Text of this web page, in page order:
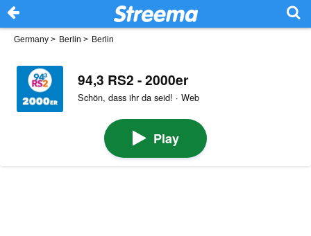
Germany > Berlin > Berlin
94,3 RS2 - 2000er
Schön, dass ihr da seid! · Web
Play